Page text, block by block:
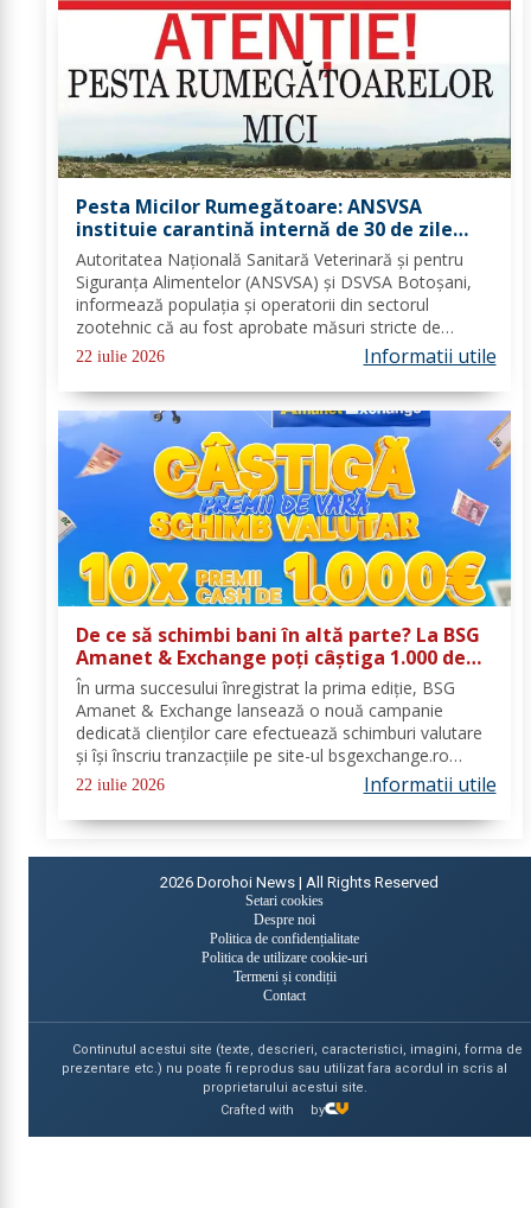
Pesta Micilor Rumegătoare: ANSVSA
instituie carantină internă de 30 de zile
pentru ovine și caprine
Autoritatea Națională Sanitară Veterinară și pentru
Siguranța Alimentelor (ANSVSA) și DSVSA Botoșani,
informează populația și operatorii din sectorul
zootehnic că au fost aprobate măsuri stricte de
urgență pe întreg teritoriul României. Decizia nr. 1,
emisă de Comitetul Național pentru Situații de...
22 iulie 2026 Informatii utile
De ce să schimbi bani în altă parte? La BSG
Amanet & Exchange poți câștiga 1.000 de
euro cash!
În urma succesului înregistrat la prima ediție, BSG
Amanet & Exchange lansează o nouă campanie
dedicată clienților care efectuează schimburi valutare
și își înscriu tranzacțiile pe site-ul bsgexchange.ro
Operațiunile pot fi realizate în agenții în perioada 20
22 iulie 2026 Informatii utile
2026 Dorohoi News | All Rights Reserved
Setari cookies
Despre noi
Politica de confidențialitate
Politica de utilizare cookie-uri
Termeni și condiții
Contact
Continutul acestui site (texte, descrieri, caracteristici, imagini, forma de
prezentare etc.) nu poate fi reprodus sau utilizat fara acordul in scris al
proprietarului acestui site.
Crafted with
by